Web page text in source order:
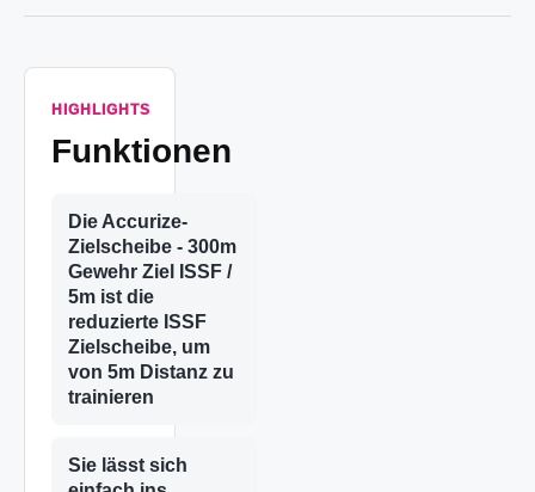
HIGHLIGHTS
Funktionen
Die Accurize-
Zielscheibe - 300m
Gewehr Ziel ISSF /
5m ist die
reduzierte ISSF
Zielscheibe, um
von 5m Distanz zu
trainieren
Sie lässt sich